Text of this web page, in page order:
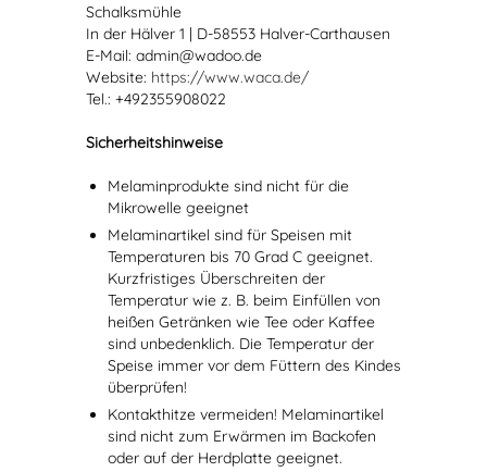
Schalksmühle
In der Hälver 1 | D-58553 Halver-Carthausen
E-Mail: admin@wadoo.de
Website: https://www.waca.de/
Tel.: +492355908022
Sicherheitshinweise
Melaminprodukte sind nicht für die
Mikrowelle geeignet
Melaminartikel sind für Speisen mit
Temperaturen bis 70 Grad C geeignet.
Kurzfristiges Überschreiten der
Temperatur wie z. B. beim Einfüllen von
heißen Getränken wie Tee oder Kaffee
sind unbedenklich. Die Temperatur der
Speise immer vor dem Füttern des Kindes
überprüfen!
Kontakthitze vermeiden! Melaminartikel
sind nicht zum Erwärmen im Backofen
oder auf der Herdplatte geeignet.